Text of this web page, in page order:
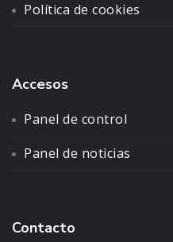
Política de cookies
Accesos
Panel de control
Panel de noticias
Contacto